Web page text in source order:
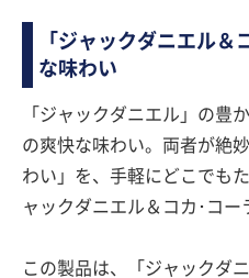
「ジャックダニエル＆
な味わい
「ジャックダニエル」の豊
の爽快な味わい。両者が絶
わい」を、手軽にどこでも
ャックダニエル＆コカ･コー
この製品は、「ジャックダ